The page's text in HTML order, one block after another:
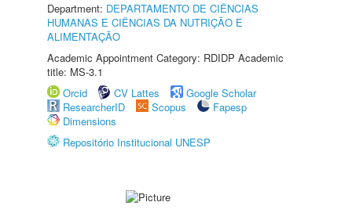
Department: DEPARTAMENTO DE CIÊNCIAS
HUMANAS E CIÊNCIAS DA NUTRIÇÃO E
ALIMENTAÇÃO
Academic Appointment Category: RDIDP Academic
title: MS-3.1
Orcid
CV Lattes
Google Scholar
ResearcherID
Scopus
Fapesp
Dimensions
Repositório Institucional UNESP